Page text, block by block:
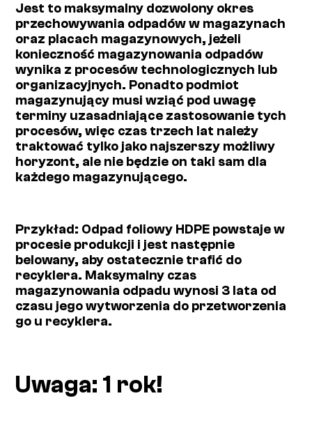
Jest to maksymalny dozwolony okres
przechowywania odpadów w magazynach
oraz placach magazynowych, jeżeli
konieczność magazynowania odpadów
wynika z procesów technologicznych lub
organizacyjnych. Ponadto podmiot
magazynujący musi wziąć pod uwagę
terminy uzasadniające zastosowanie tych
procesów, więc czas trzech lat należy
traktować tylko jako najszerszy możliwy
horyzont, ale nie będzie on taki sam dla
każdego magazynującego.
Przykład: Odpad foliowy HDPE powstaje w
procesie produkcji i jest następnie
belowany, aby ostatecznie trafić do
recyklera. Maksymalny czas
magazynowania odpadu wynosi 3 lata od
czasu jego wytworzenia do przetworzenia
go u recyklera.
Uwaga: 1 rok!